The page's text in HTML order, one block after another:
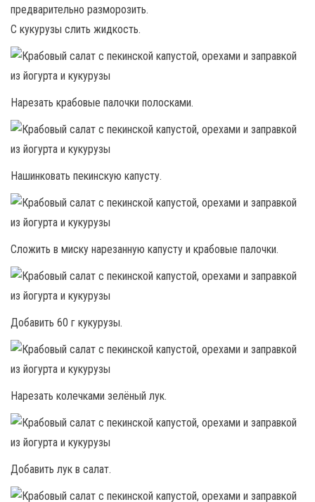
предварительно разморозить.
С кукурузы слить жидкость.
Нарезать крабовые палочки полосками.
Нашинковать пекинскую капусту.
Сложить в миску нарезанную капусту и крабовые палочки.
Добавить 60 г кукурузы.
Нарезать колечками зелёный лук.
Добавить лук в салат.